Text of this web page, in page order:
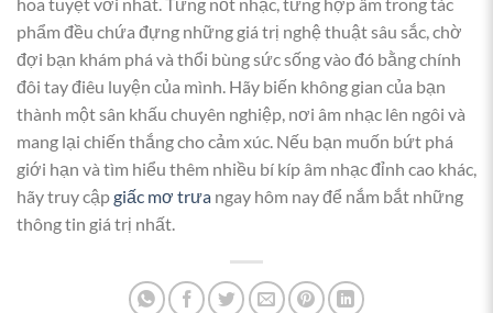
hoa tuyệt vời nhất. Từng nốt nhạc, từng hợp âm trong tác
phẩm đều chứa đựng những giá trị nghệ thuật sâu sắc, chờ
đợi bạn khám phá và thổi bùng sức sống vào đó bằng chính
đôi tay điêu luyện của mình. Hãy biến không gian của bạn
thành một sân khấu chuyên nghiệp, nơi âm nhạc lên ngôi và
mang lại chiến thắng cho cảm xúc. Nếu bạn muốn bứt phá
giới hạn và tìm hiểu thêm nhiều bí kíp âm nhạc đỉnh cao khác,
hãy truy cậpgiấc mơ trưa ngay hôm nay để nắm bắt những
thông tin giá trị nhất.